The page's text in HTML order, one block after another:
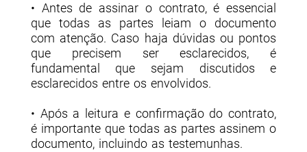
• Antes de assinar o contrato, é essencial
que todas as partes leiam o documento
com atenção. Caso haja dúvidas ou pontos
que precisem ser esclarecidos, é
fundamental que sejam discutidos e
esclarecidos entre os envolvidos.
• Após a leitura e confirmação do contrato,
é importante que todas as partes assinem o
documento, incluindo as testemunhas.